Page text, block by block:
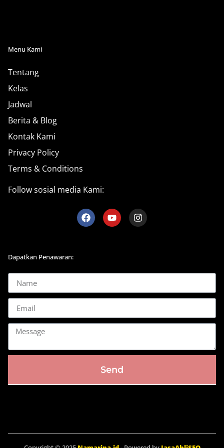
Menu Kami
Tentang
Kelas
Jadwal
Berita & Blog
Kontak Kami
Privacy Policy
Terms & Conditions
Follow sosial media Kami:
Dapatkan Penawaran:
Send